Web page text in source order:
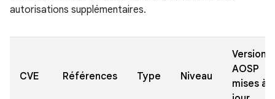
autorisations supplémentaires.
CVE Références Type Niveau
Versions
AOSP
mises à